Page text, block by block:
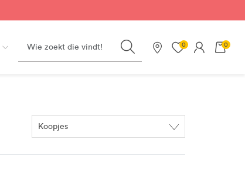
Search
Onze winkels
0 0